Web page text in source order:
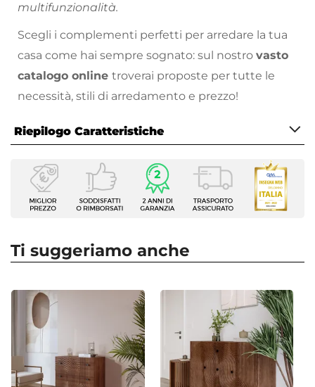
multifunzionalità.
Scegli i complementi perfetti per arredare la tua
casa come hai sempre sognato: sul nostro vasto
catalogo online troverai proposte per tutte le
necessità, stili di arredamento e prezzo!
Riepilogo Caratteristiche
Caratteristiche
Tipologia
Pouf
Forma Base
Dimensioni
74 x 70 cm
Altezza
41 cm
Materiale
Ti suggeriamo anche